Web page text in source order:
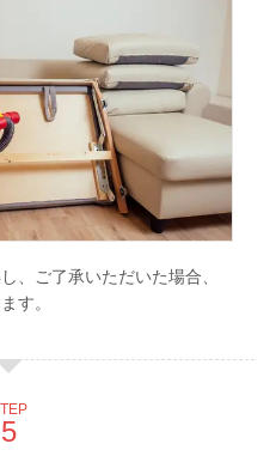
、ご了承いただいた場合、
す。